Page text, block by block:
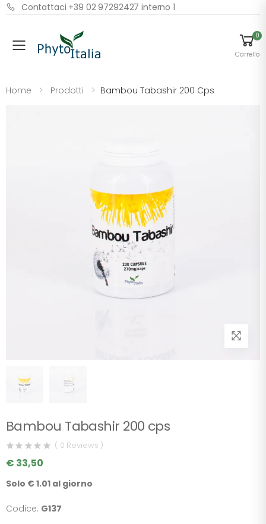
Contattaci +39 02 97292427 interno 1
Menu
0
Carrello
Home Prodotti Bambou Tabashir 200 Cps
Bambou Tabashir 200 cps
( 0 Reviews )
€ 33,50
Solo € 1.01 al giorno
Codice: G137